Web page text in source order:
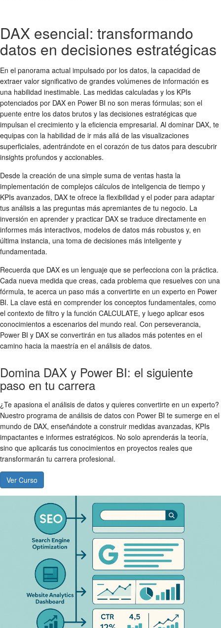
DAX esencial: transformando
datos en decisiones estratégicas
En el panorama actual impulsado por los datos, la capacidad de
extraer valor significativo de grandes volúmenes de información es
una habilidad inestimable. Las medidas calculadas y los KPIs
potenciados por DAX en Power BI no son meras fórmulas; son el
puente entre los datos brutos y las decisiones estratégicas que
impulsan el crecimiento y la eficiencia empresarial. Al dominar DAX, te
equipas con la habilidad de ir más allá de las visualizaciones
superficiales, adentrándote en el corazón de tus datos para descubrir
insights profundos y accionables.
Desde la creación de una simple suma de ventas hasta la
implementación de complejos cálculos de inteligencia de tiempo y
KPIs avanzados, DAX te ofrece la flexibilidad y el poder para adaptar
tus análisis a las preguntas más apremiantes de tu negocio. La
inversión en aprender y practicar DAX se traduce directamente en
informes más interactivos, modelos de datos más robustos y, en
última instancia, una toma de decisiones más inteligente y
fundamentada.
Recuerda que DAX es un lenguaje que se perfecciona con la práctica.
Cada nueva medida que creas, cada problema que resuelves con una
fórmula, te acerca un paso más a convertirte en un experto en Power
BI. La clave está en comprender los conceptos fundamentales, como
el contexto de filtro y la función CALCULATE, y luego aplicar esos
conocimientos a escenarios del mundo real. Con perseverancia,
Power BI y DAX se convertirán en tus aliados más potentes en el
camino hacia la maestría en el análisis de datos.
Domina DAX y Power BI: el siguiente
paso en tu carrera
¿Te apasiona el análisis de datos y quieres convertirte en un experto?
Nuestro programa de análisis de datos con Power BI te sumerge en el
mundo de DAX, enseñándote a construir medidas avanzadas, KPIs
impactantes e informes estratégicos. No solo aprenderás la teoría,
sino que aplicarás tus conocimientos en proyectos reales que
transformarán tu carrera profesional.
Ver Curso